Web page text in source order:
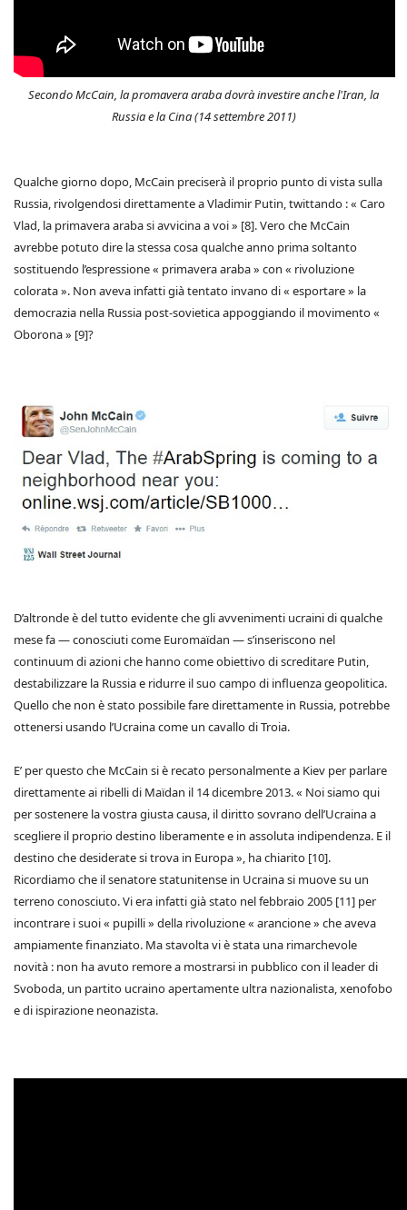
Secondo McCain, la promavera araba dovrà investire anche l'Iran, la
Russia e la Cina (14 settembre 2011)
Qualche giorno dopo, McCain preciserà il proprio punto di vista sulla
Russia, rivolgendosi direttamente a Vladimir Putin, twittando : « Caro
Vlad, la primavera araba si avvicina a voi » [8]. Vero che McCain
avrebbe potuto dire la stessa cosa qualche anno prima soltanto
sostituendo l’espressione « primavera araba » con « rivoluzione
colorata ». Non aveva infatti già tentato invano di « esportare » la
democrazia nella Russia post-sovietica appoggiando il movimento «
Oborona » [9]?
D’altronde è del tutto evidente che gli avvenimenti ucraini di qualche
mese fa — conosciuti come Euromaïdan — s’inseriscono nel
continuum di azioni che hanno come obiettivo di screditare Putin,
destabilizzare la Russia e ridurre il suo campo di influenza geopolitica.
Quello che non è stato possibile fare direttamente in Russia, potrebbe
ottenersi usando l’Ucraina come un cavallo di Troia.
E’ per questo che McCain si è recato personalmente a Kiev per parlare
direttamente ai ribelli di Maïdan il 14 dicembre 2013. « Noi siamo qui
per sostenere la vostra giusta causa, il diritto sovrano dell’Ucraina a
scegliere il proprio destino liberamente e in assoluta indipendenza. E il
destino che desiderate si trova in Europa », ha chiarito [10].
Ricordiamo che il senatore statunitense in Ucraina si muove su un
terreno conosciuto. Vi era infatti già stato nel febbraio 2005 [11] per
incontrare i suoi « pupilli » della rivoluzione « arancione » che aveva
ampiamente finanziato. Ma stavolta vi è stata una rimarchevole
novità : non ha avuto remore a mostrarsi in pubblico con il leader di
Svoboda, un partito ucraino apertamente ultra nazionalista, xenofobo
e di ispirazione neonazista.